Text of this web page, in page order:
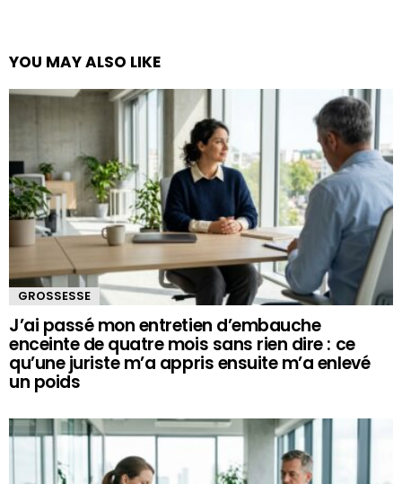
YOU MAY ALSO LIKE
GROSSESSE
J’ai passé mon entretien d’embauche
enceinte de quatre mois sans rien dire : ce
qu’une juriste m’a appris ensuite m’a enlevé
un poids